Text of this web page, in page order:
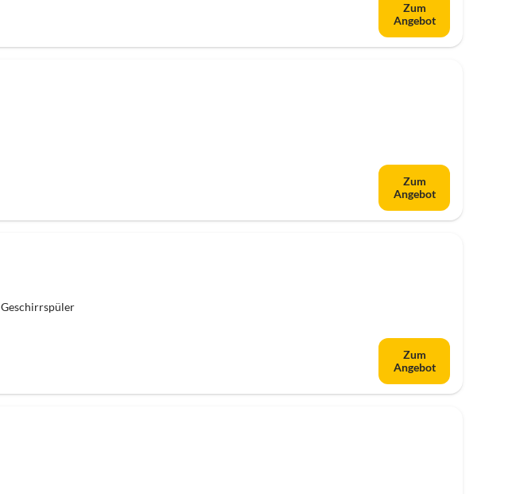
Zum
Angebot
Zum
Angebot
Geschirrspüler
Zum
Angebot